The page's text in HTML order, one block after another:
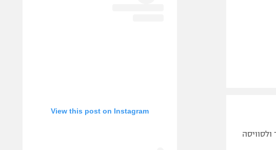
View this post on Instagram